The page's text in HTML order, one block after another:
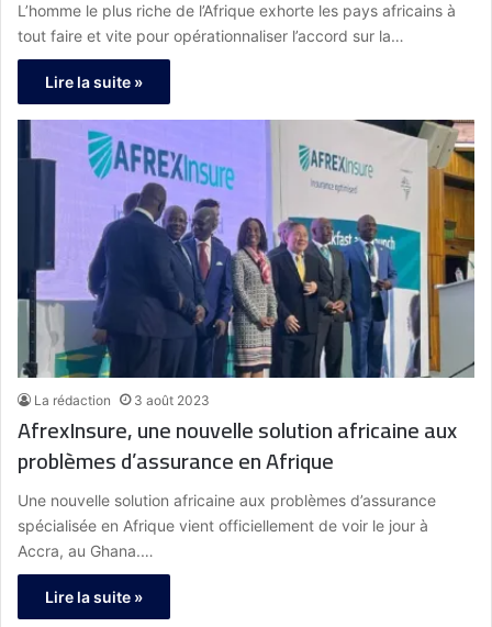
L’homme le plus riche de l’Afrique exhorte les pays africains à
tout faire et vite pour opérationnaliser l’accord sur la…
Lire la suite »
La rédaction 3 août 2023
AfrexInsure, une nouvelle solution africaine aux
problèmes d’assurance en Afrique
Une nouvelle solution africaine aux problèmes d’assurance
spécialisée en Afrique vient officiellement de voir le jour à
Accra, au Ghana.…
Lire la suite »